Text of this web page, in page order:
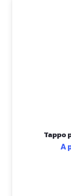
Tappo
A